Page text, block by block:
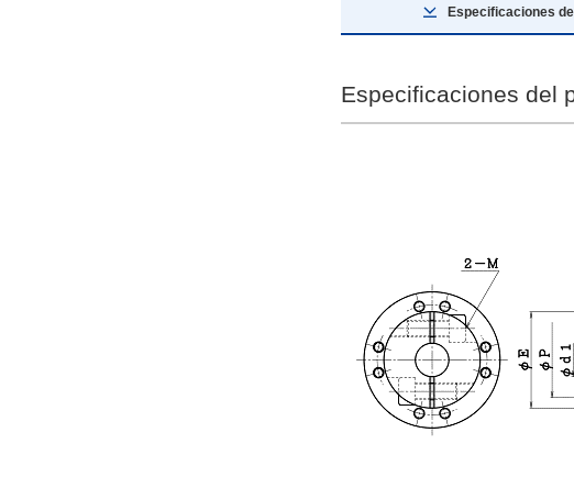
Especificaciones
Especificaciones del